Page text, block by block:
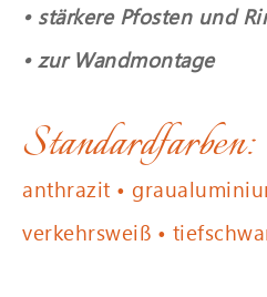
• stärkere Pfosten und
• zur Wandmontage
Standardfarben:
anthrazit •
verkehrsweiß •